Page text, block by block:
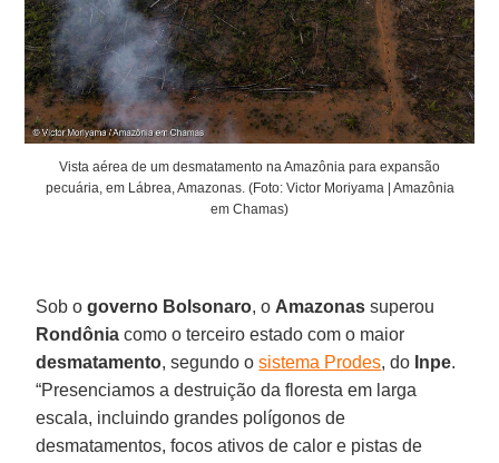
Vista aérea de um desmatamento na Amazônia para expansão
pecuária, em Lábrea, Amazonas. (Foto: Victor Moriyama | Amazônia
em Chamas)
Sob ogoverno Bolsonaro, o Amazonas superou
Rondônia como o terceiro estado com o maior
desmatamento, segundo osistema Prodes, do Inpe.
“Presenciamos a destruição da floresta em larga
escala, incluindo grandes polígonos de
desmatamentos, focos ativos de calor e pistas de